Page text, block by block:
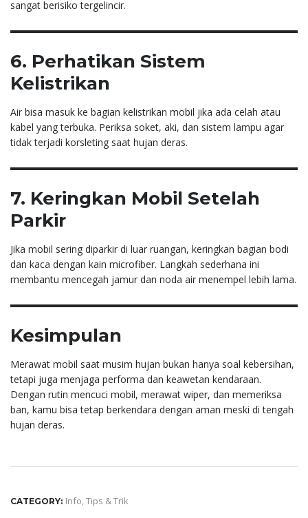
sangat berisiko tergelincir.
6. Perhatikan Sistem
Kelistrikan
Air bisa masuk ke bagian kelistrikan mobil jika ada celah atau
kabel yang terbuka. Periksa soket, aki, dan sistem lampu agar
tidak terjadi korsleting saat hujan deras.
7. Keringkan Mobil Setelah
Parkir
Jika mobil sering diparkir di luar ruangan, keringkan bagian bodi
dan kaca dengan kain microfiber. Langkah sederhana ini
membantu mencegah jamur dan noda air menempel lebih lama.
Kesimpulan
Merawat mobil saat musim hujan bukan hanya soal kebersihan,
tetapi juga menjaga performa dan keawetan kendaraan.
Dengan rutin mencuci mobil, merawat wiper, dan memeriksa
ban, kamu bisa tetap berkendara dengan aman meski di tengah
hujan deras.
CATEGORY: Info,Tips & Trik